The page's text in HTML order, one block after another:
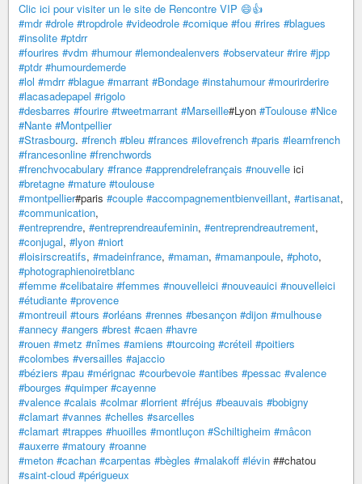
Clic ici pour visiter un le site de Rencontre VIP 😄👍
#mdr #drole #tropdrole #videodrole #comique #fou #rires #blagues
#insolite #ptdrr
#fourires #vdm #humour #lemondealenvers #observateur #rire #jpp
#ptdr #humourdemerde
#lol #mdrr #blague #marrant #Bondage #instahumour #mourirderire
#lacasadepapel #rigolo
#desbarres #fourire #tweetmarrant #Marseille#Lyon #Toulouse #Nice
#Nante #Montpellier
#Strasbourg. #french #bleu #frances #ilovefrench #paris #learnfrench
#francesonline #frenchwords
#frenchvocabulary #france #apprendrelefrançais #nouvelle ici
#bretagne #mature #toulouse
#montpellier#paris #couple #accompagnementbienveillant, #artisanat,
#communication,
#entreprendre, #entreprendreaufeminin, #entreprendreautrement,
#conjugal, #lyon #niort
#loisirscreatifs, #madeinfrance, #maman, #mamanpoule, #photo,
#photographienoiretblanc
#femme #celibataire #femmes #nouvelleici #nouveauici #nouvelleici
#étudiante #provence
#montreuil #tours #orléans #rennes #besançon #dijon #mulhouse
#annecy #angers #brest #caen #havre
#rouen #metz #nîmes #amiens #tourcoing #créteil #poitiers
#colombes #versailles #ajaccio
#béziers #pau #mérignac #courbevoie #antibes #pessac #valence
#bourges #quimper #cayenne
#valence #calais #colmar #lorrient #fréjus #beauvais #bobigny
#clamart #vannes #chelles #sarcelles
#clamart #trappes #huoilles #montluçon #Schiltigheim #mâcon
#auxerre #matoury #roanne
#meton #cachan #carpentas #bègles #malakoff #lévin ##chatou
#saint-cloud #périgueux